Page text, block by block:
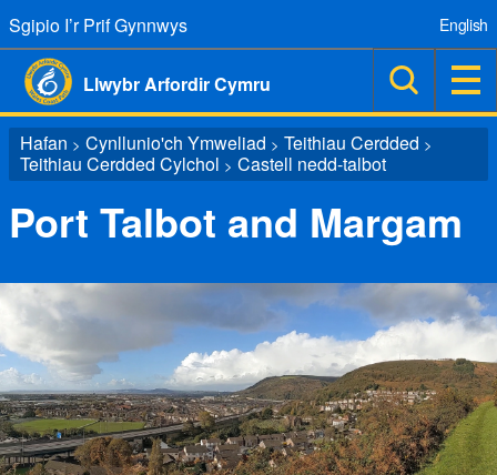
Sgipio I’r Prif Gynnwys
Llwybr Arfordir Cymru
English
Hafan > Cynllunio'ch Ymweliad > Teithiau Cerdded >
Teithiau Cerdded Cylchol > Castell nedd-talbot
Port Talbot and Margam